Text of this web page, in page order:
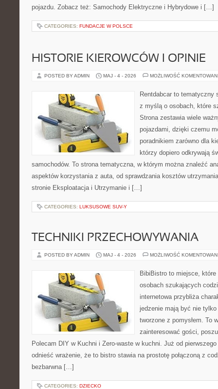
pojazdu. Zobacz też: Samochody Elektryczne i Hybrydowe i […]
CATEGORIES: FUNDACJE W POLSCE
HISTORIE KIEROWCÓW I OPINIE
POSTED BY ADMIN MAJ - 4 - 2026 MOŻLIWOŚĆ
Rentdabcar to tematyczny
z myślą o osobach, które
Strona zestawia wiele
pojazdami, dzięki czemu
poradnikiem zarówno dla
którzy dopiero odkrywają
samochodów. To strona tematyczna, w którym można znaleźć
aspektów korzystania z auta, od sprawdzania kosztów
stronie Eksploatacja i Utrzymanie i […]
CATEGORIES: LUKSUSOWE SUV-Y
TECHNIKI PRZECHOWYWANIA
POSTED BY ADMIN MAJ - 4 - 2026 MOŻLIWOŚĆ
BibiBistro to miejsce,
osobach szukających
internetowa przybliża
jedzenie mają być nie
tworzone z pomysłem. To
zainteresować gości,
Polecam DIY w Kuchni i Zero-waste w kuchni. Już od
odnieść wrażenie, że to bistro stawia na prostotę połączoną z
bezbarwna […]
CATEGORIES: DZIECKO